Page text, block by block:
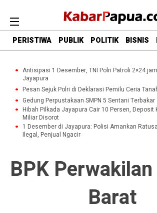
PERISTIWA PUBLIK POLITIK BISNIS
Antisipasi 1 Desember, TNI Polri Patroli 2×24
Jayapura
Pesan Sejuk Polri di Deklarasi Pemilu Ceria
Gedung Perpustakaan SMPN 5 Sentani Terbakar
Hibah Pilkada Jayapura Cair 10 Persen, Deposit
Miliar Disorot
1 Desember di Jayapura: Polisi Amankan
Ilegal, Penjual Ngacir
BPK
Barat